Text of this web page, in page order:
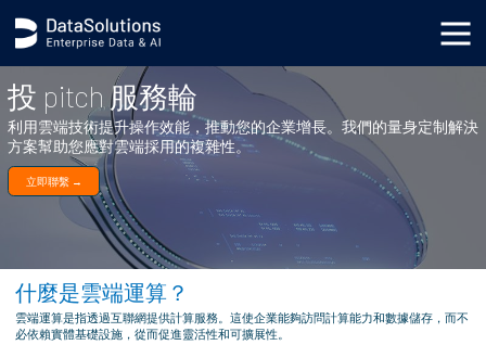
投 pitch 服務輪
利用雲端技術提升操作效能，推動您的企業增長。我們的量身定制解決
方案幫助您應對雲端採用的複雜性。
立即聯繫 →
什麼是雲端運算？
雲端運算是指透過互聯網提供計算服務。這使企業能夠訪問計算能力和數據儲存，而不
必依賴實體基礎設施，從而促進靈活性和可擴展性。